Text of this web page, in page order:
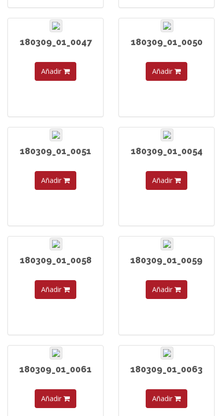
180309_01_0047
Añadir
180309_01_0050
Añadir
180309_01_0051
Añadir
180309_01_0054
Añadir
180309_01_0058
Añadir
180309_01_0059
Añadir
180309_01_0061
Añadir
180309_01_0063
Añadir